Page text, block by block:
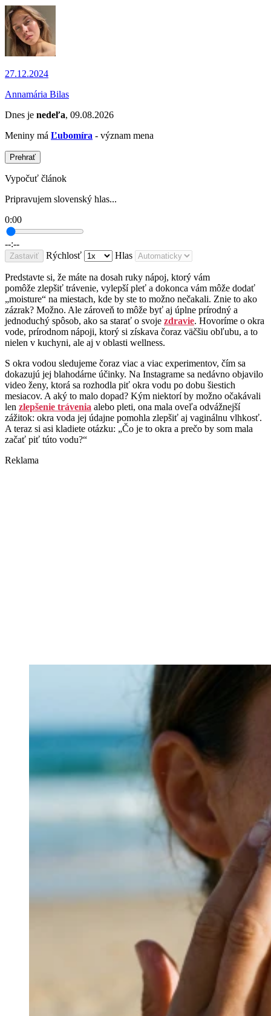
27.12.2024
Annamária Bilas
Dnes je nedeľa, 09.08.2026
Meniny má Ľubomíra - význam mena
Prehrať
Vypočuť článok
Pripravujem slovenský hlas...
0:00
--:--
Zastaviť Rýchlosť Hlas
Predstavte si, že máte na dosah ruky nápoj, ktorý vám
pomôže zlepšiť trávenie, vylepší pleť a dokonca vám môže dodať
„moisture“ na miestach, kde by ste to možno nečakali. Znie to ako
zázrak? Možno. Ale zároveň to môže byť aj úplne prírodný a
jednoduchý spôsob, ako sa starať o svoje zdravie. Hovoríme o okra
vode, prírodnom nápoji, ktorý si získava čoraz väčšiu obľubu, a to
nielen v kuchyni, ale aj v oblasti wellness.
S okra vodou sledujeme čoraz viac a viac experimentov, čím sa
dokazujú jej blahodárne účinky. Na Instagrame sa nedávno objavilo
video ženy, ktorá sa rozhodla piť okra vodu po dobu šiestich
mesiacov. A aký to malo dopad? Kým niektorí by možno očakávali
len zlepšenie trávenia alebo pleti, ona mala oveľa odvážnejší
zážitok: okra voda jej údajne pomohla zlepšiť aj vaginálnu vlhkosť.
A teraz si asi kladiete otázku: „Čo je to okra a prečo by som mala
začať piť túto vodu?“
Reklama